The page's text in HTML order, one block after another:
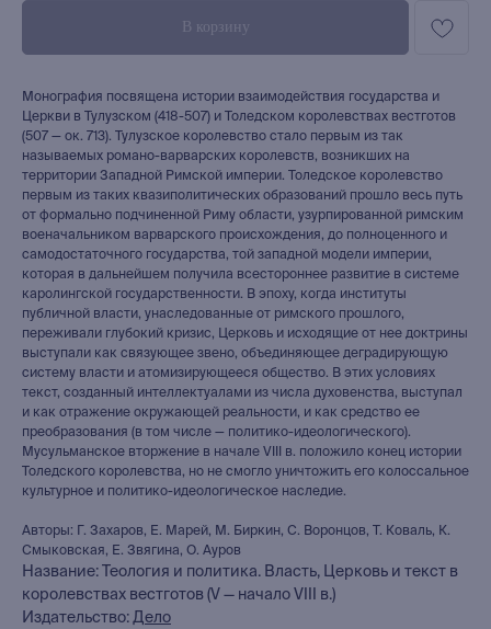
В корзину
Монография посвящена истории взаимодействия государства и
Церкви в Тулузском (418-507) и Толедском королевствах вестготов
(507 — ок. 713). Тулузское королевство стало первым из так
называемых романо-варварских королевств, возникших на
территории Западной Римской империи. Толедское королевство
первым из таких квазиполитических образований прошло весь путь
от формально подчиненной Риму области, узурпированной римским
военачальником варварского происхождения, до полноценного и
самодостаточного государства, той западной модели империи,
которая в дальнейшем получила всестороннее развитие в системе
каролингской государственности. В эпоху, когда институты
публичной власти, унаследованные от римского прошлого,
переживали глубокий кризис, Церковь и исходящие от нее доктрины
выступали как связующее звено, объединяющее деградирующую
систему власти и атомизирующееся общество. В этих условиях
текст, созданный интеллектуалами из числа духовенства, выступал
и как отражение окружающей реальности, и как средство ее
преобразования (в том числе — политико-идеологического).
Мусульманское вторжение в начале VIII в. положило конец истории
Толедского королевства, но не смогло уничтожить его колоссальное
культурное и политико-идеологическое наследие.
Авторы: Г. Захаров, Е. Марей, М. Биркин, С. Воронцов, Т. Коваль, К.
Смыковская, Е. Звягина, О. Ауров
Название: Теология и политика. Власть, Церковь и текст в
королевствах вестготов (V — начало VIII в.)
Издательство: Дело
книжный интернет-магазин
из Петербурга